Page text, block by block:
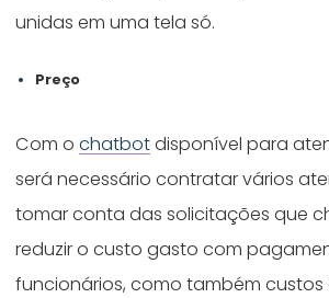
unidas em uma tela só.
Preço
Com ochatbotdisponível para
será necessário contratar vários
tomar conta das solicitações que
reduzir o custo gasto com
funcionários, como também custos